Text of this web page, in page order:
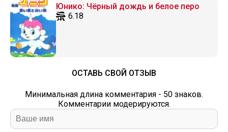
Юнико: Чёрный дождь и белое перо
6.18
ОСТАВЬ СВОЙ ОТЗЫВ
Минимальная длина комментария - 50 знаков.
Комментарии модерируются.